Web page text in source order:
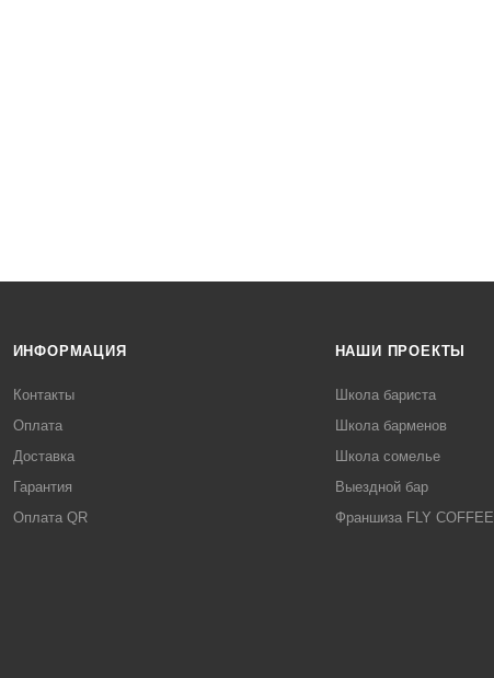
ИНФОРМАЦИЯ
Контакты
Оплата
Доставка
Гарантия
Оплата QR
НАШИ ПРОЕКТЫ
Школа бариста
Школа барменов
Школа сомелье
Выездной бар
Франшиза FLY COFFEE